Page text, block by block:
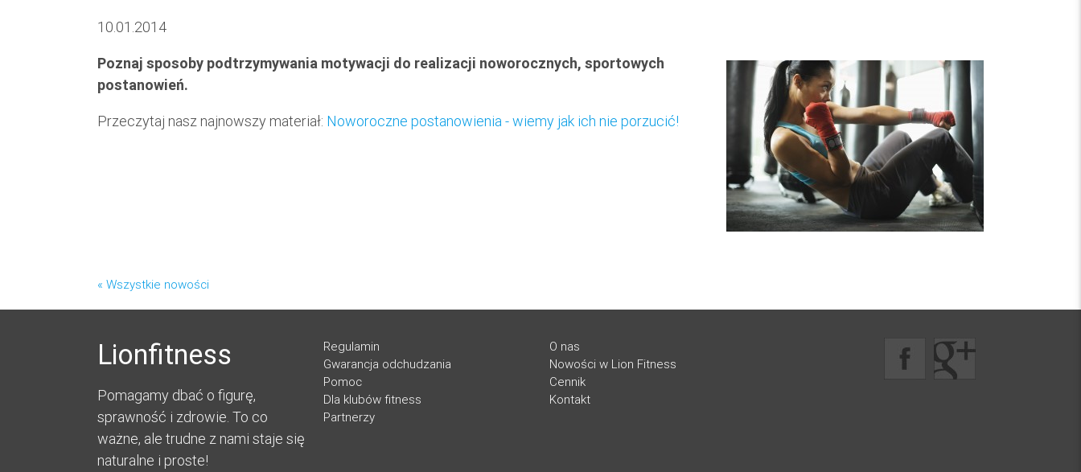
10.01.2014
Poznaj sposoby podtrzymywania motywacji do realizacji noworocznych, sportowych
postanowień.
Przeczytaj nasz najnowszy materiał: Noworoczne postanowienia - wiemy jak ich nie porzucić!
« Wszystkie nowości
Lionfitness
Pomagamy dbać o figurę,
sprawność i zdrowie. To co
ważne, ale trudne z nami staje się
naturalne i proste!
Regulamin
Gwarancja odchudzania
Pomoc
Dla klubów fitness
Partnerzy
O nas
Nowości w Lion Fitness
Cennik
Kontakt